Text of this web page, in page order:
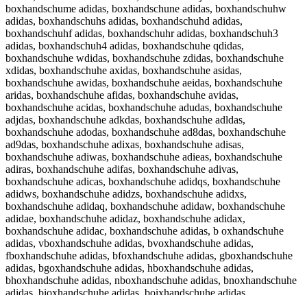
boxhandschume adidas, boxhandschune adidas, boxhandschuhw
adidas, boxhandschuhs adidas, boxhandschuhd adidas,
boxhandschuhf adidas, boxhandschuhr adidas, boxhandschuh3
adidas, boxhandschuh4 adidas, boxhandschuhe qdidas,
boxhandschuhe wdidas, boxhandschuhe zdidas, boxhandschuhe
xdidas, boxhandschuhe axidas, boxhandschuhe asidas,
boxhandschuhe awidas, boxhandschuhe aeidas, boxhandschuhe
aridas, boxhandschuhe afidas, boxhandschuhe avidas,
boxhandschuhe acidas, boxhandschuhe adudas, boxhandschuhe
adjdas, boxhandschuhe adkdas, boxhandschuhe adldas,
boxhandschuhe adodas, boxhandschuhe ad8das, boxhandschuhe
ad9das, boxhandschuhe adixas, boxhandschuhe adisas,
boxhandschuhe adiwas, boxhandschuhe adieas, boxhandschuhe
adiras, boxhandschuhe adifas, boxhandschuhe adivas,
boxhandschuhe adicas, boxhandschuhe adidqs, boxhandschuhe
adidws, boxhandschuhe adidzs, boxhandschuhe adidxs,
boxhandschuhe adidaq, boxhandschuhe adidaw, boxhandschuhe
adidae, boxhandschuhe adidaz, boxhandschuhe adidax,
boxhandschuhe adidac, boxhandschuhe adidas, b oxhandschuhe
adidas, vboxhandschuhe adidas, bvoxhandschuhe adidas,
fboxhandschuhe adidas, bfoxhandschuhe adidas, gboxhandschuhe
adidas, bgoxhandschuhe adidas, hboxhandschuhe adidas,
bhoxhandschuhe adidas, nboxhandschuhe adidas, bnoxhandschuhe